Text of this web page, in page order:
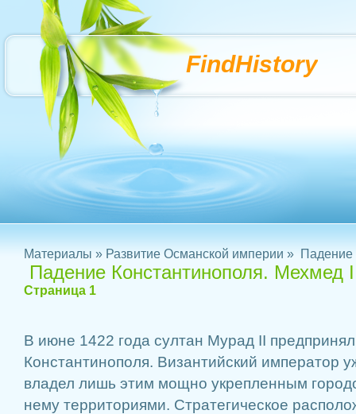
FindHistory
Материалы » Развитие Османской империи » Падение
Падение Константинополя. Мехмед
Страница 1
В июне 1422 года султан Мурад II
Константинополя. Византийский император
владел лишь этим мощно укрепленным
нему территориями. Стра­тегическое